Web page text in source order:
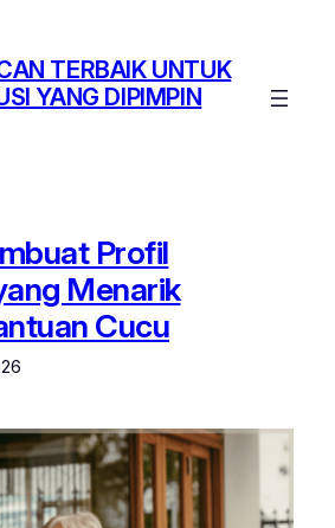
TERBAIK UNTUK
YANG DIPIMPIN
Profil
Menarik
Cucu